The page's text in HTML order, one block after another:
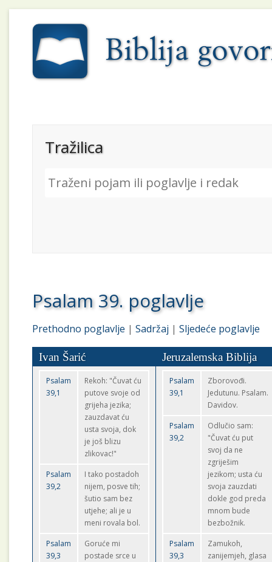
Tražilica
Psalam 39. poglavlje
Prethodno poglavlje |Sadržaj |Sljedeće poglavlje
Ivan Šarić Jeruzalemska Biblija
Psalam
39,1
Rekoh: "Čuvat ću
putove svoje od
grijeha jezika;
zauzdavat ću
usta svoja, dok
je još blizu
zlikovac!"
Psalam
39,2
I tako postadoh
nijem, posve tih;
šutio sam bez
utjehe; ali je u
meni rovala bol.
Psalam
39,3
Goruće mi
postade srce u
Psalam
39,1
Zborovođi.
Jedutunu. Psalam.
Davidov.
Psalam
39,2
Odlučio sam:
"Čuvat ću put
svoj da ne
zgriješim
jezikom; usta ću
svoja zauzdati
dokle god preda
mnom bude
bezbožnik.
Psalam
39,3
Zamukoh,
zanijemjeh, glasa